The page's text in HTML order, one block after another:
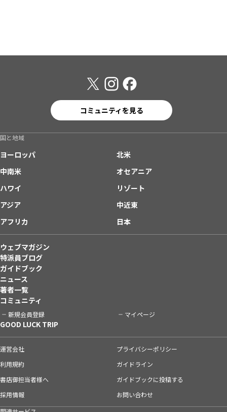
コミュニティを見る
国と地域
ヨーロッパ
北米
中南米
オセアニア
ハワイ
リゾート
アジア
中近東
アフリカ
日本
ウェブマガジン
特派員ブログ
ガイドブック
ニュース
著者一覧
コミュニティ
新規会員登録 マイページ
GOOD LUCK TRIP
運営会社
プライバシーポリシー
利用規約
ガイドライン
書店御担当者様へ
ガイドブックに投稿する
採用情報
お問い合わせ